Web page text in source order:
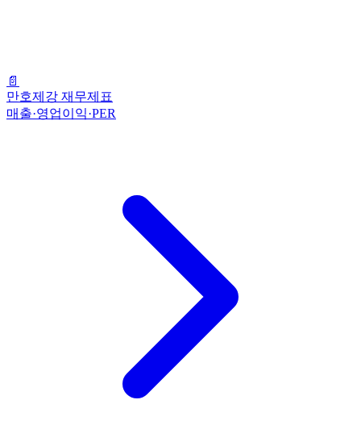
📄
만호제강 재무제표
매출·영업이익·PER